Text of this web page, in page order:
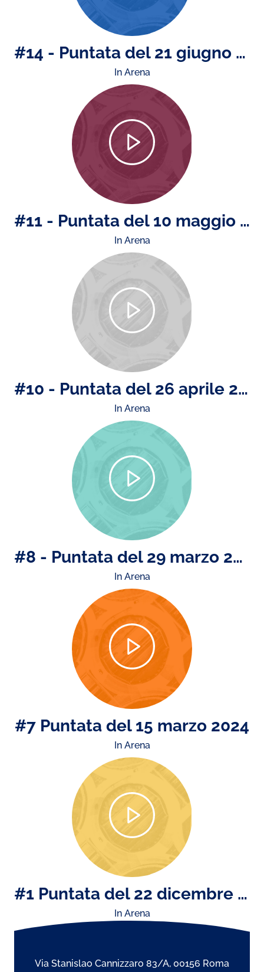
#14 - Puntata del 21 giugno 2024
In Arena
#11 - Puntata del 10 maggio 2024
In Arena
#10 - Puntata del 26 aprile 2024
In Arena
#8 - Puntata del 29 marzo 2024
In Arena
#7 Puntata del 15 marzo 2024
In Arena
#1 Puntata del 22 dicembre 2023
In Arena
Via Stanislao Cannizzaro 83/A, 00156 Roma